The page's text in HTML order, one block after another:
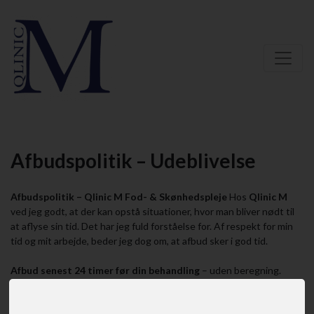
Afbudspolitik – Udeblivelse
Afbudspolitik – Qlinic M Fod- & Skønhedspleje Hos Qlinic M
ved jeg godt, at der kan opstå situationer, hvor man bliver nødt til
at aflyse sin tid. Det har jeg fuld forståelse for. Af respekt for min
tid og mit arbejde, beder jeg dog om, at afbud sker i god tid.
Afbud senest 24 timer før din behandling – uden beregning.